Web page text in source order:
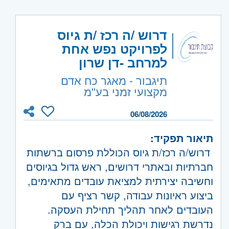
• כתיבת סקריפטים ב-Python להסבה חצי
• בקרת איכות לתוצרים.
• ניתוח ועיבוד נתונים ממקורות מידע
• קליטת מידע בבסיס הנתונים בהתאם
למפרט ולדרישות המערכות.
• עבודה בצוות רב תחומי לשיפור וייעול
• יכולת כתיבה ויישום של תהליכי הסבה
אוטומטיים.
קוד משרה:231790
אזור: מרכז
- תל אביב, פתח תקווה, רמת גן
וגבעתיים, בקעת אונו וגבעת שמואל, חולון
- ראשון לציון ונס- ציונה
דרוש /ה רכז /ת גיוס
לפרויקט נפש אחת
למרחב -דן שרון
תיגבור - מאגר כח אדם
מקצועי זמני בע''מ
06/08/2026
תיאור תפקיד:
דרוש/ה רכז/ת גיוס הכוללת פרסום ברשתות
חברתיות ובאתרי דרושים, ראש גדול בגיוסים
וחשיבה יצירתית למציאת עובדים מתאימים,
ביצוע ראיונות עבודה, קשר רציף עם
העובדים לאחר תהליך תחילת העסקה.
נדרשת רגישות ויכולת הכלה, עם ברק